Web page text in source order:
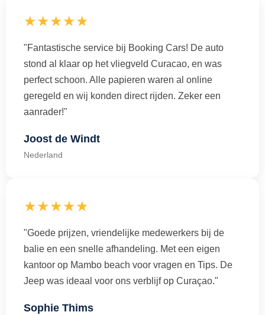
★★★★★
"Fantastische service bij Booking Cars! De auto
stond al klaar op het vliegveld Curacao, en was
perfect schoon. Alle papieren waren al online
geregeld en wij konden direct rijden. Zeker een
aanrader!"
Joost de Windt
Nederland
★★★★★
"Goede prijzen, vriendelijke medewerkers bij de
balie en een snelle afhandeling. Met een eigen
kantoor op Mambo beach voor vragen en Tips. De
Jeep was ideaal voor ons verblijf op Curaçao."
Sophie Thims